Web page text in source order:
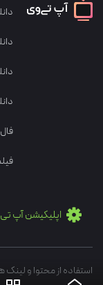
اپلیکیشن آپ
استفاده از محتوا و